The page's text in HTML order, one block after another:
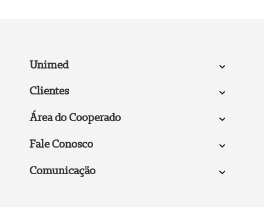
Unimed
Clientes
Área do Cooperado
Fale Conosco
Comunicação